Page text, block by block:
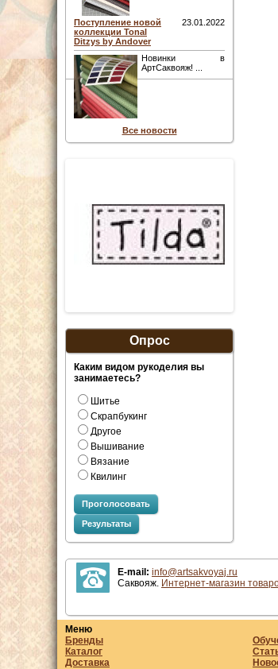
Поступление новой
коллекции Tonal
Ditzys by Andover
23.01.2022
Новинки в
АртСаквояж! ...
Все новости
Опрос
Каким видом рукоделия вы
занимаетесь?
Шитье
Скрапбукинг
Другое
Вышивание
Вязание
Квилинг
Проголосовать
Результаты
E-mail: info@artsakvoyaj.ru
Саквояж. Интернет-магазин
Меню
Бренды
Каталог
Доставка